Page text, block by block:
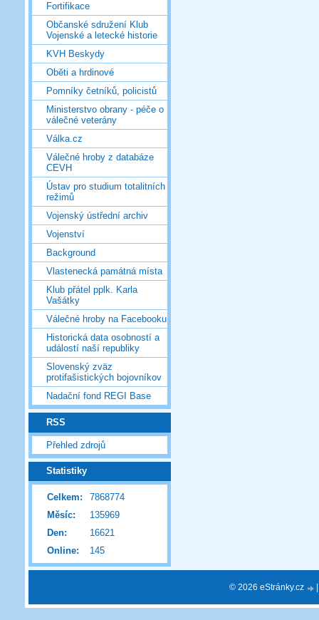
Fortifikace
Občanské sdružení Klub
Vojenské a letecké historie
KVH Beskydy
Oběti a hrdinové
Pomníky četníků, policistů
Ministerstvo obrany - péče o
válečné veterány
Válka.cz
Válečné hroby z databáze
CEVH
Ústav pro studium totalitních
režimů
Vojenský ústřední archiv
Vojenství
Background
Vlastenecká památná místa
Klub přátel pplk. Karla
Vašátky
Válečné hroby na Facebooku
Historická data osobností a
událostí naší republiky
Slovenský zväz
protifašistických bojovníkov
Nadační fond REGI Base
RSS
Přehled zdrojů
Statistiky
Online: 145
Celkem:
7868774
Měsíc:
135969
Den:
16621
© 2026 eStránky.cz